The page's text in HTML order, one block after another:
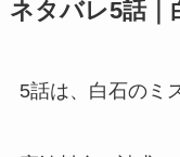
ネタバレ5話｜
5話は、白石のミ